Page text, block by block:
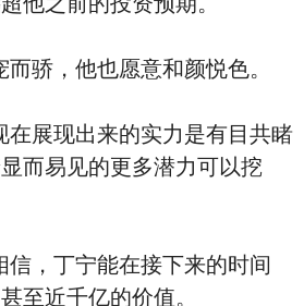
，他也愿意和颜悦色。
现出来的实力是有目共睹
而易见的更多潜力可以挖
丁宁能在接下来的时间
至近千亿的价值。